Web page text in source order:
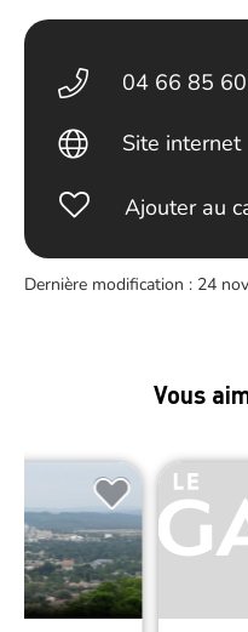
04 66 85
Site internet
Ajouter au
Dernière modification : 24
Vous